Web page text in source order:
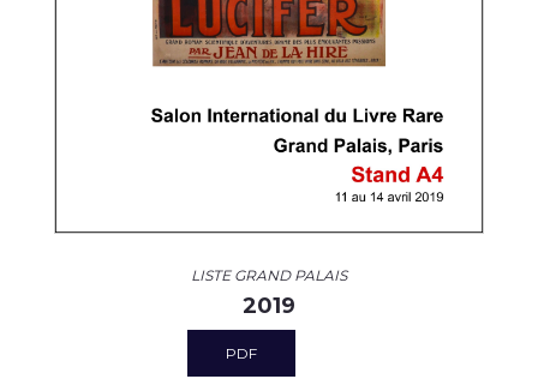
LISTE GRAND PALAIS
2019
PDF